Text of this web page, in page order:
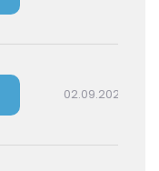
02.09.2026 14:30